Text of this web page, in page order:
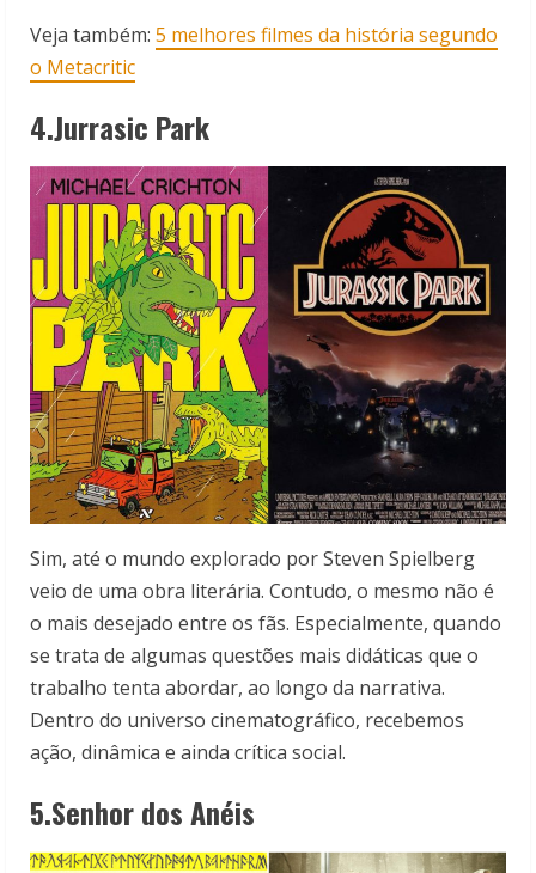
Veja também: 5 melhores filmes da história segundo
o Metacritic
4.Jurrasic Park
Sim, até o mundo explorado por Steven Spielberg
veio de uma obra literária. Contudo, o mesmo não é
o mais desejado entre os fãs. Especialmente, quando
se trata de algumas questões mais didáticas que o
trabalho tenta abordar, ao longo da narrativa.
Dentro do universo cinematográfico, recebemos
ação, dinâmica e ainda crítica social.
5.Senhor dos Anéis